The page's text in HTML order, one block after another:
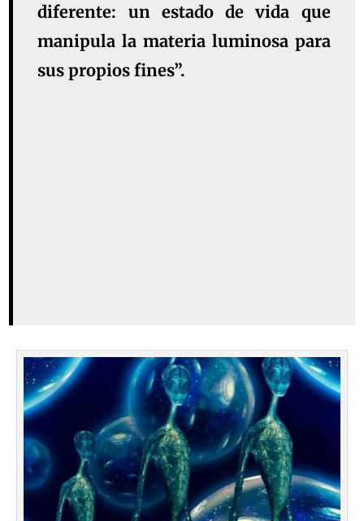
diferente: un estado de vida que
manipula la materia luminosa para
sus propios fines”.